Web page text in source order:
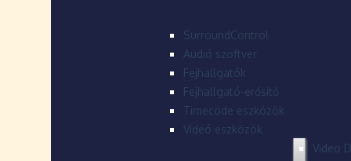
SurroundControl
Audió szoftver
Fejhallgatók
Fejhallgató-erősítő
Timecode eszközök
Videó eszközök
Video